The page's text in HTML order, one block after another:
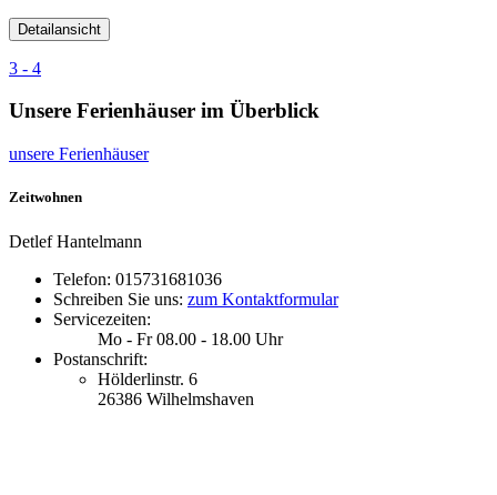
Detailansicht
3 - 4
Unsere Ferienhäuser im Überblick
unsere Ferienhäuser
Zeitwohnen
Detlef Hantelmann
Telefon: 015731681036
Schreiben Sie uns: zum Kontaktformular
Servicezeiten:
Mo - Fr 08.00 - 18.00 Uhr
Postanschrift:
Hölderlinstr. 6
26386 Wilhelmshaven